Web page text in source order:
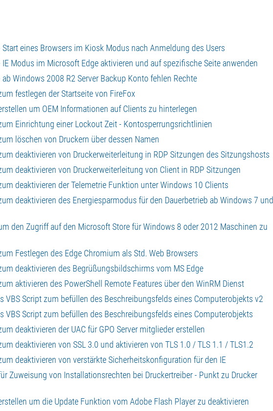
eines Browsers im Kiosk Modus nach Anmeldung des Users
Modus im Microsoft Edge aktivieren und auf spezifische Seite anwenden
Windows 2008 R2 Server Backup Konto fehlen Rechte
festlegen der Startseite von FireFox
um OEM Informationen auf Clients zu hinterlegen
Einrichtung einer Lockout Zeit - Kontosperrungsrichtlinien
löschen von Druckern über dessen Namen
deaktivieren von Druckerweiterleitung in RDP Sitzungen des Sitzungshosts
deaktivieren von Druckerweiterleitung von Client in RDP Sitzungen
deaktivieren der Telemetrie Funktion unter Windows 10 Clients
deaktivieren des Energiesparmodus für den Dauerbetrieb ab Windows 7 und
den Zugriff auf den Microsoft Store für Windows 8 oder 2012 Maschinen zu
Festlegen des Edge Chromium als Std. Web Browsers
deaktivieren des Begrüßungsbildschirms vom MS Edge
aktivieren des PowerShell Remote Features über den WinRM Dienst
VBS Script zum befüllen des Beschreibungsfelds eines Computerobjekts v2
VBS Script zum befüllen des Beschreibungsfelds eines Computerobjekts
deaktivieren der UAC für GPO Server mitglieder erstellen
deaktivieren von SSL 3.0 und aktivieren von TLS 1.0 / TLS 1.1 / TLS1.2
deaktivieren von verstärkte Sicherheitskonfiguration für den IE
Zuweisung von Installationsrechten bei Druckertreiber - Punkt zu Drucker
um die Update Funktion vom Adobe Flash Player zu deaktivieren